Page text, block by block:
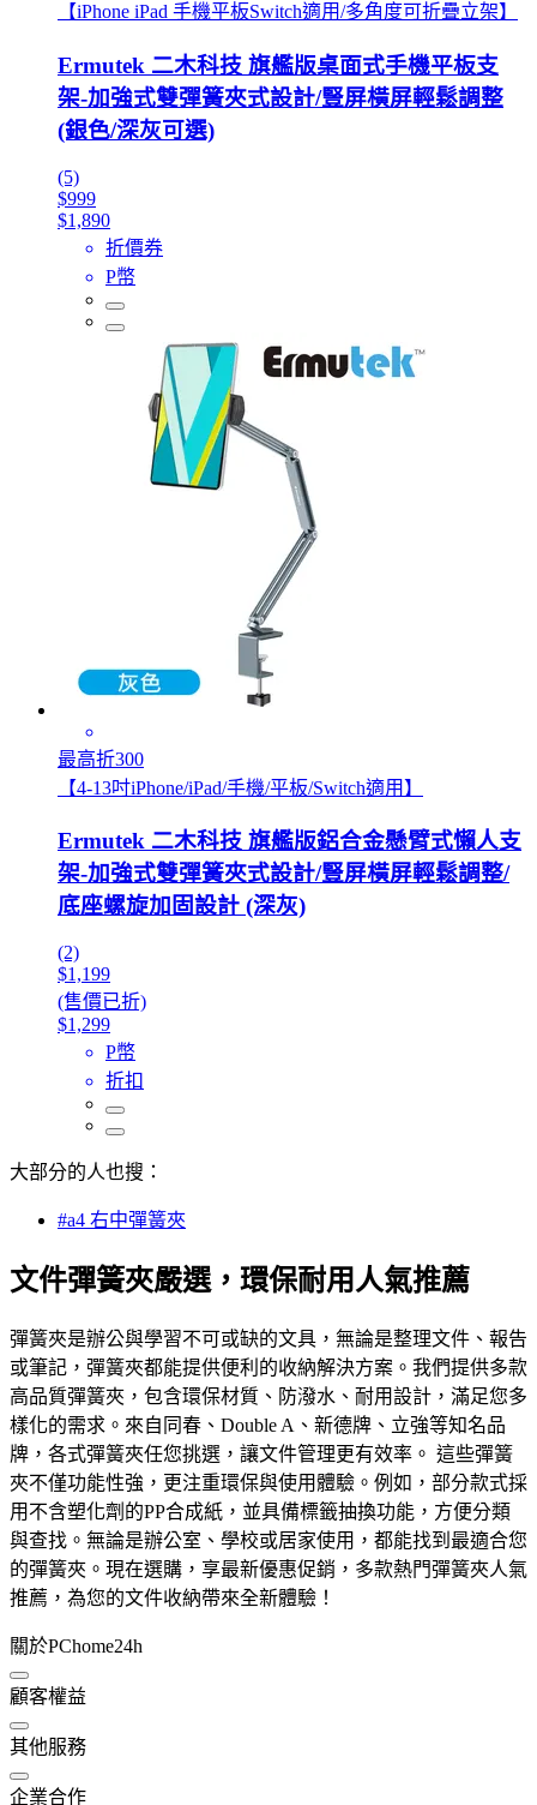
【iPhone iPad 手機平板Switch適用/多角度可折疊立架】
Ermutek 二木科技 旗艦版桌面式手機平板支
架-加強式雙彈簧夾式設計/豎屏橫屏輕鬆調整
(銀色/深灰可選)
(5)
$999
$1,890
折價券
P幣
最高折300
【4-13吋iPhone/iPad/手機/平板/Switch適用】
Ermutek 二木科技 旗艦版鋁合金懸臂式懶人支
架-加強式雙彈簧夾式設計/豎屏橫屏輕鬆調整/
底座螺旋加固設計 (深灰)
(2)
$1,199
(售價已折)
$1,299
P幣
折扣
大部分的人也搜：
#a4 右中彈簧夾
文件彈簧夾嚴選，環保耐用人氣推薦
彈簧夾是辦公與學習不可或缺的文具，無論是整理文件、報告
或筆記，彈簧夾都能提供便利的收納解決方案。我們提供多款
高品質彈簧夾，包含環保材質、防潑水、耐用設計，滿足您多
樣化的需求。來自同春、Double A、新德牌、立強等知名品
牌，各式彈簧夾任您挑選，讓文件管理更有效率。 這些彈簧
夾不僅功能性強，更注重環保與使用體驗。例如，部分款式採
用不含塑化劑的PP合成紙，並具備標籤抽換功能，方便分類
與查找。無論是辦公室、學校或居家使用，都能找到最適合您
的彈簧夾。現在選購，享最新優惠促銷，多款熱門彈簧夾人氣
推薦，為您的文件收納帶來全新體驗！
關於PChome24h
顧客權益
其他服務
企業合作